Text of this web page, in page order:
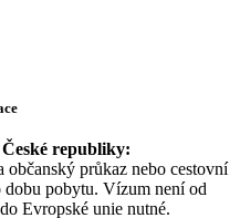
republiky:
občanský průkaz nebo cestovní
dobu pobytu. Vízum není od
Evropské unie nutné.